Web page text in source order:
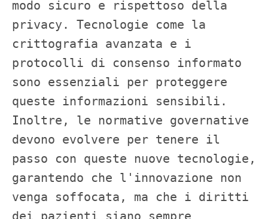
modo sicuro e rispettoso della
privacy. Tecnologie come la
crittografia avanzata e i
protocolli di consenso informato
sono essenziali per proteggere
queste informazioni sensibili.
Inoltre, le normative governative
devono evolvere per tenere il
passo con queste nuove tecnologie,
garantendo che l'innovazione non
venga soffocata, ma che i diritti